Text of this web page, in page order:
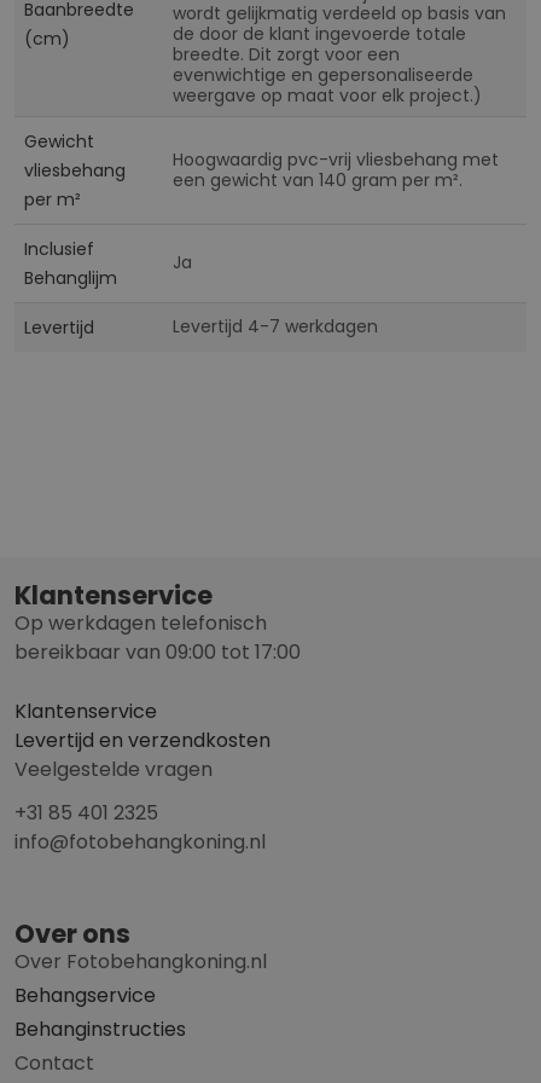
Baanbreedte
(cm)
wordt gelijkmatig verdeeld op basis van
de door de klant ingevoerde totale
breedte. Dit zorgt voor een
evenwichtige en gepersonaliseerde
weergave op maat voor elk project.)
Gewicht
vliesbehang
per m²
Hoogwaardig pvc-vrij vliesbehang met
een gewicht van 140 gram per m².
Inclusief
Behanglijm
Ja
Levertijd Levertijd 4-7 werkdagen
Klantenservice
Op werkdagen telefonisch
bereikbaar van 09:00 tot 17:00
Klantenservice
Levertijd en verzendkosten
Veelgestelde vragen
+31 85 401 2325
info@fotobehangkoning.nl
Over ons
Over Fotobehangkoning.nl
Behangservice
Behanginstructies
Contact